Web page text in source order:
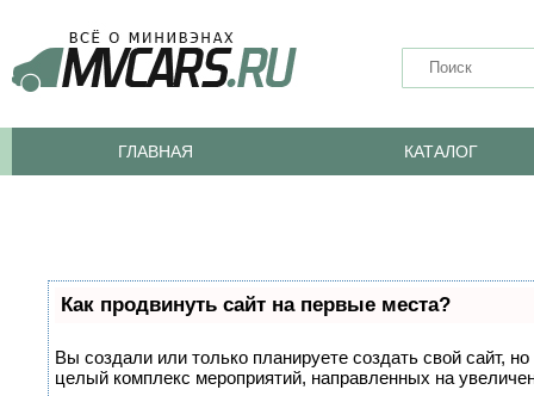
ГЛАВНАЯ КАТАЛОГ
Как продвинуть сайт на первые места?
Вы создали или только планируете создать свой сайт,
целый комплекс мероприятий, направленных на